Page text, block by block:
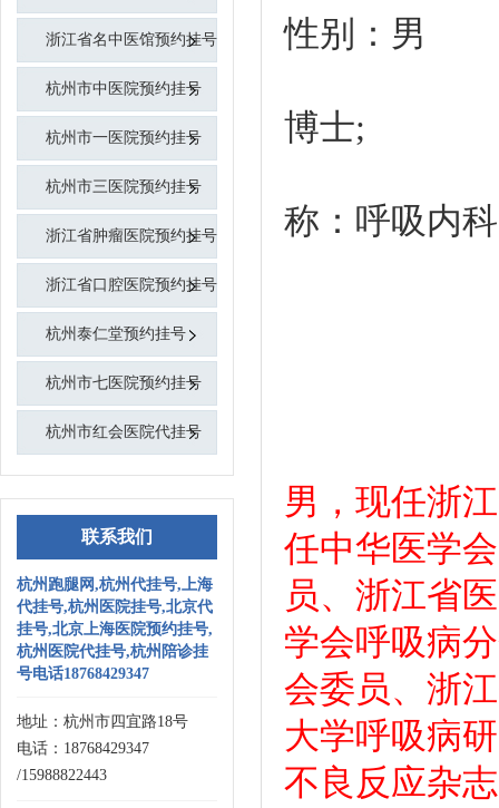
浙江省名中医馆预约挂号
杭州市中医院预约挂号
杭州市一医院预约挂号
杭州市三医院预约挂号
浙江省肿瘤医院预约挂号
浙江省口腔医院预约挂号
杭州泰仁堂预约挂号
杭州市七医院预约挂号
杭州市红会医院代挂号
联系我们
杭州跑腿网,杭州代挂号,上海
代挂号,杭州医院挂号,北京代
挂号,北京上海医院预约挂号,
杭州医院代挂号,杭州陪诊挂
号电话18768429347
地址：杭州市四宜路18号
电话：18768429347
/15988822443
称
男，现任浙
任中华医学
员、浙江省
学会呼吸病
会委员、浙
大学呼吸病
不良反应杂